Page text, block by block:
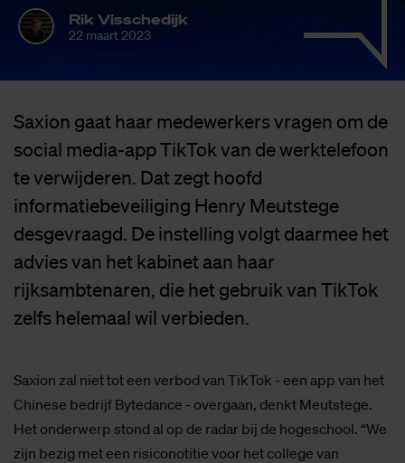
Rik Visschedijk
22 maart 2023
Saxion gaat haar medewerkers vragen om de
social media-app TikTok van de werktelefoon
te verwijderen. Dat zegt hoofd
informatiebeveiliging Henry Meutstege
desgevraagd. De instelling volgt daarmee het
advies van het kabinet aan haar
rijksambtenaren, die het gebruik van TikTok
zelfs helemaal wil verbieden.
Saxion zal niet tot een verbod van TikTok - een app van het
Chinese bedrijf Bytedance - overgaan, denkt Meutstege.
Het onderwerp stond al op de radar bij de hogeschool. “We
zijn bezig met een risiconotitie voor het college van